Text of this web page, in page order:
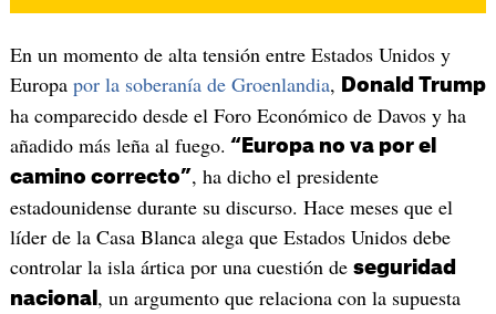
En un momento de alta tensión entre Estados Unidos y
Europa por la soberanía de Groenlandia, Donald Trump
ha comparecido desde el Foro Económico de Davos y ha
añadido más leña al fuego. “Europa no va por el
camino correcto”, ha dicho el presidente
estadounidense durante su discurso. Hace meses que el
líder de la Casa Blanca alega que Estados Unidos debe
controlar la isla ártica por una cuestión de seguridad
nacional , un argumento que relaciona con la supuesta